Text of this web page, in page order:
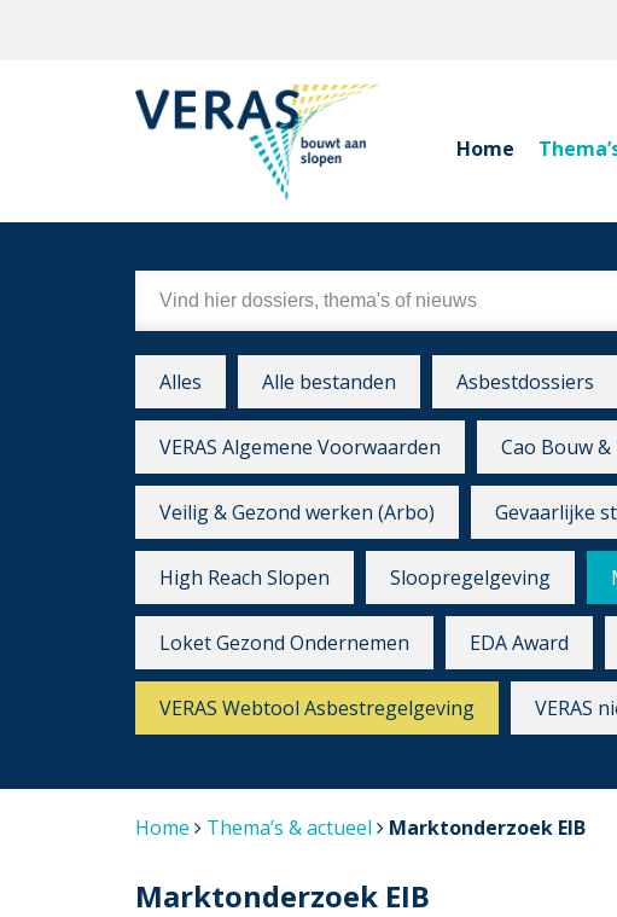
Home
Alles Alle bestanden Asbestdossiers
VERAS Algemene Voorwaarden Cao Bouw
Veilig & Gezond werken (Arbo) Gevaarlijke
High Reach Slopen Sloopregelgeving
Loket Gezond Ondernemen EDA Award
VERAS Webtool Asbestregelgeving VERAS
Home Thema’s & actueel Marktonderzoek EIB
Marktonderzoek EIB